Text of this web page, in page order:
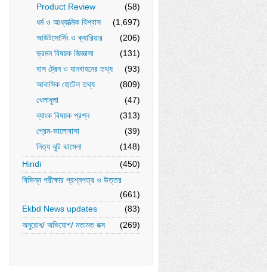
Product Review
(58)
ধর্ম ও আধ্যাত্মিক বিশ্বাস
(1,697)
আউটসোর্সিং ও ক্যারিয়ার
(206)
ভ্রমন বিষয়ক জিজ্ঞাসা
(131)
বাস ট্রেন ও যানবাহনের তথ্য
(93)
আবাসিক হোটেল তথ্য
(809)
খেলাধুলা
(47)
ব্যাংক বিষয়ক প্রশ্ন
(313)
প্রেম-ভালোবাসা
(39)
নিত্য ঝুট ঝামেলা
(148)
Hindi
(450)
বিভিন্ন পরীক্ষার প্রশ্নপত্র ও উত্তর
(661)
Ekbd News updates
(83)
অনুরোধ/ অভিযোগ/ মতামত বক্স
(269)